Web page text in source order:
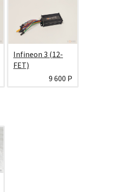
Infineon 3 (12-
FET)
9 600 Р